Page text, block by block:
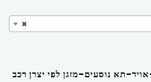
×
תא נוסעים-מזגן לפי יצרן רכב